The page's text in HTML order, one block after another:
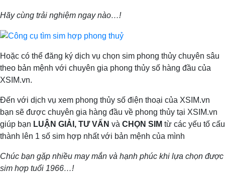
Hãy cùng trải nghiệm ngay nào…!
Hoặc có thể đăng ký dịch vụ chọn sim phong thủy chuyên sâu
theo bản mệnh với chuyên gia phong thủy số hàng đầu của
XSIM.vn.
Đến với dịch vụ xem phong thủy số điện thoại của XSIM.vn
bạn sẽ được chuyên gia hàng đầu về phong thủy tại XSIM.vn
giúp bạn LUẬN GIẢI, TƯ VẤN và CHỌN SIM từ các yếu tố cấu
thành lên 1 số sim hợp nhất với bản mệnh của mình
Chúc bạn gặp nhiều may mắn và hạnh phúc khi lựa chọn được
sim hợp tuổi 1966…!